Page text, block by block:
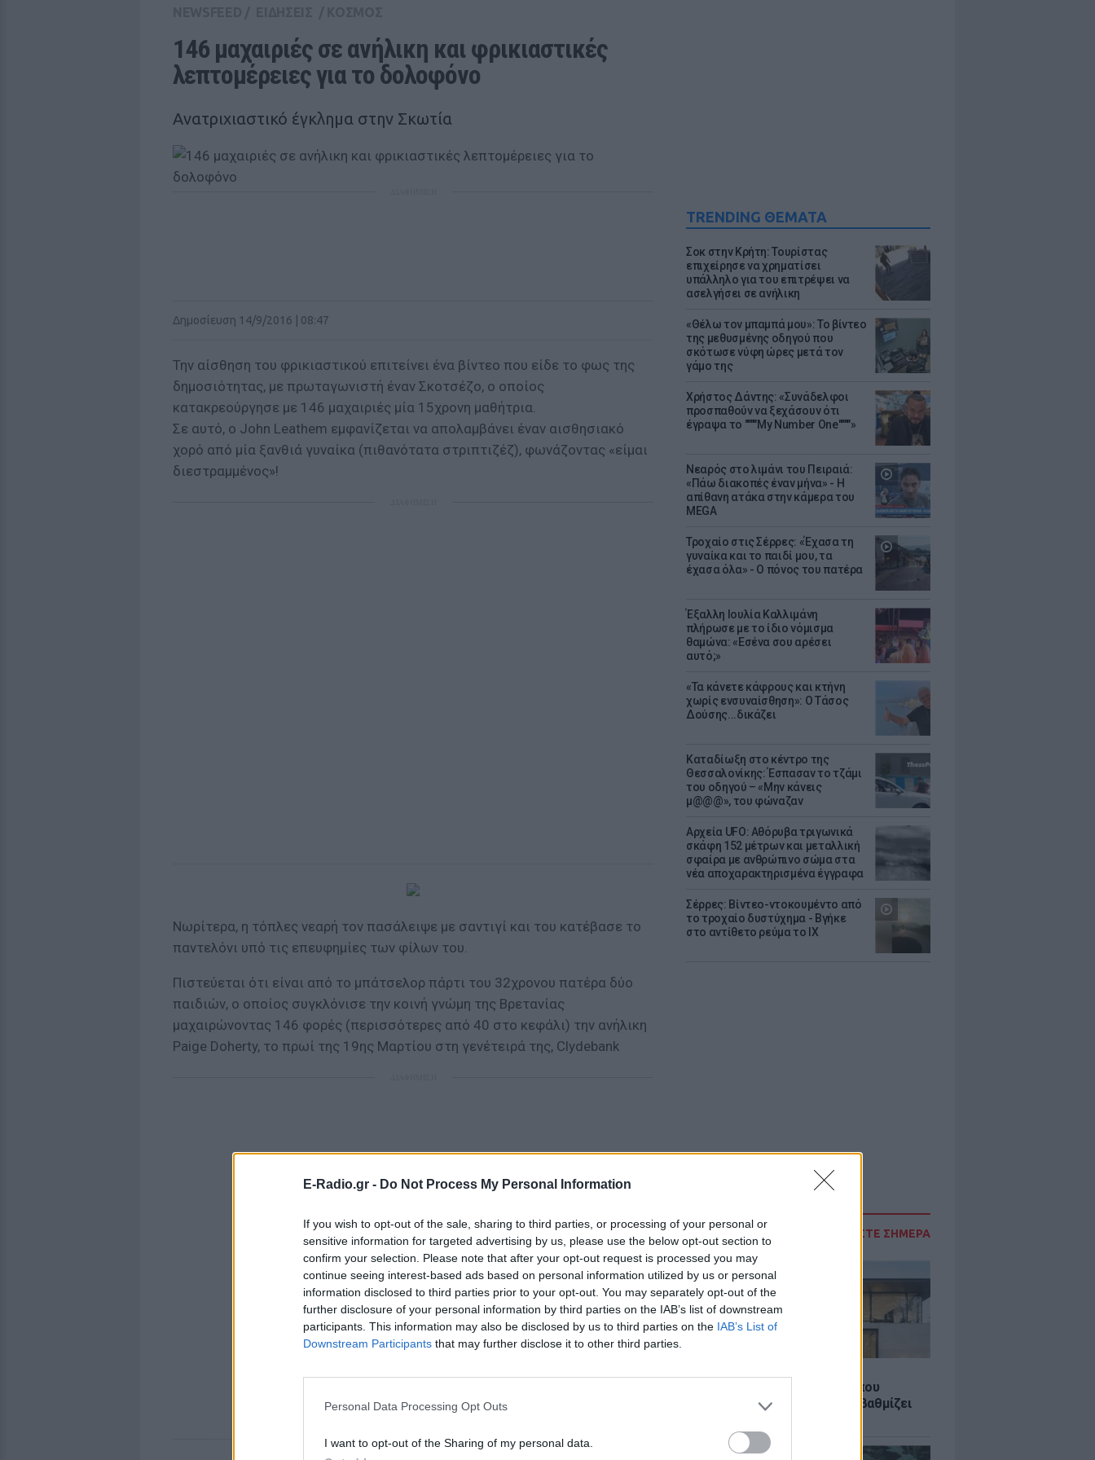
E-Radio.gr - Do Not Process My Personal Information
If you wish to opt-out of the sale, sharing to third parties, or processing of your personal or
sensitive information for targeted advertising by us, please use the below opt-out section to
confirm your selection. Please note that after your opt-out request is processed you may
continue seeing interest-based ads based on personal information utilized by us or personal
information disclosed to third parties prior to your opt-out. You may separately opt-out of the
further disclosure of your personal information by third parties on the IAB’s list of downstream
participants. This information may also be disclosed by us to third parties on the IAB’s List of
Downstream Participants that may further disclose it to other third parties.
Personal Data Processing Opt Outs
I want to opt-out of the Sharing of my personal data.
TRENDING ΘΕΜΑΤΑ
Σοκ στην Κρήτη: Τουρίστας
επιχείρησε να χρηματίσει
υπάλληλο για του επιτρέψει να
ασελγήσει σε ανήλικη
«Θέλω τον μπαμπά μου»: Το βίντεο
της μεθυσμένης οδηγού που
σκότωσε νύφη ώρες μετά τον
γάμο της
Χρήστος Δάντης: «Συνάδελφοι
προσπαθούν να ξεχάσουν ότι
έγραψα το """"My Number One""""»
Νεαρός στο λιμάνι του Πειραιά:
«Πάω διακοπές έναν μήνα» - Η
απίθανη ατάκα στην κάμερα του
MEGA
Τροχαίο στις Σέρρες: «Έχασα τη
γυναίκα και το παιδί μου, τα
έχασα όλα» - Ο πόνος του πατέρα
Έξαλλη Ιουλία Καλλιμάνη
πλήρωσε με το ίδιο νόμισμα
θαμώνα: «Εσένα σου αρέσει
αυτό;»
«Τα κάνετε κάφρους και κτήνη
χωρίς ενσυναίσθηση»: Ο Τάσος
Δούσης...δικάζει
Καταδίωξη στο κέντρο της
Θεσσαλονίκης: Έσπασαν το τζάμι
του οδηγού – «Μην κάνεις
μ@@@», του φώναζαν
Αρχεία UFO: Αθόρυβα τριγωνικά
σκάφη 152 μέτρων και μεταλλική
σφαίρα με ανθρώπινο σώμα στα
νέα αποχαρακτηρισμένα έγγραφα
Σέρρες: Βίντεο-ντοκουμέντο από
το τροχαίο δυστύχημα - Βγήκε
στο αντίθετο ρεύμα το ΙΧ
ΔΙΑΒΑΣΤΕ ΣΗΜΕΡΑ
Θερμοπλαστική: Καινοτομία που
εξοικονομεί ενέργεια και αναβαθμίζει
146 μαχαιριές σε ανήλικη και φρικιαστικές
λεπτομέρειες για το δολοφόνο
Ανατριχιαστικό έγκλημα στην Σκωτία
Δημοσίευση 14/9/2016 | 08:47
Την αίσθηση του φρικιαστικού επιτείνει ένα βίντεο που είδε το φως της
δημοσιότητας, με πρωταγωνιστή έναν Σκοτσέζο, ο οποίος
κατακρεούργησε με 146 μαχαιριές μία 15χρονη μαθήτρια.
Σε αυτό, ο John Leathem εμφανίζεται να απολαμβάνει έναν αισθησιακό
χορό από μία ξανθιά γυναίκα (πιθανότατα στριπτιζέζ), φωνάζοντας «είμαι
διεστραμμένος»!
Νωρίτερα, η τόπλες νεαρή τον πασάλειψε με σαντιγί και του κατέβασε το
παντελόνι υπό τις επευφημίες των φίλων του.
Πιστεύεται ότι είναι από το μπάτσελορ πάρτι του 32χρονου πατέρα δύο
παιδιών, ο οποίος συγκλόνισε την κοινή γνώμη της Βρετανίας
μαχαιρώνοντας 146 φορές (περισσότερες από 40 στο κεφάλι) την ανήλικη
Paige Doherty, το πρωί της 19ης Μαρτίου στη γενέτειρά της, Clydebank